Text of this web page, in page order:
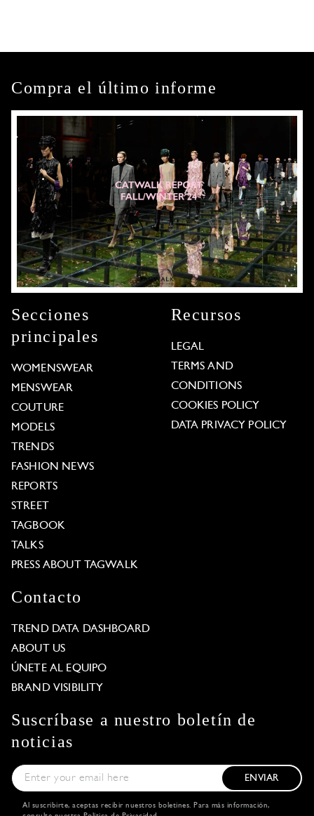
Compra el último informe
Secciones
principales
WOMENSWEAR
MENSWEAR
COUTURE
MODELS
TRENDS
FASHION NEWS
REPORTS
STREET
TAGBOOK
TALKS
PRESS ABOUT TAGWALK
Recursos
LEGAL
TERMS AND
CONDITIONS
COOKIES POLICY
DATA PRIVACY POLICY
Contacto
TREND DATA DASHBOARD
ABOUT US
ÚNETE AL EQUIPO
BRAND VISIBILITY
Suscríbase a nuestro boletín de
noticias
ENVIAR
Al suscribirte, aceptas recibir nuestros boletines. Para más información,